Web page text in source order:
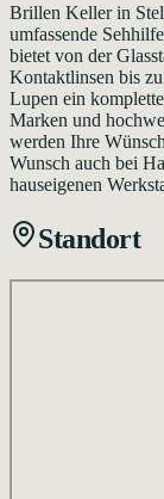
Brillen Keller in
umfassende
bietet von der
Kontaktlinsen bis
Lupen ein
Marken und
werden Ihre
Wunsch auch bei
hauseigenen
Standort